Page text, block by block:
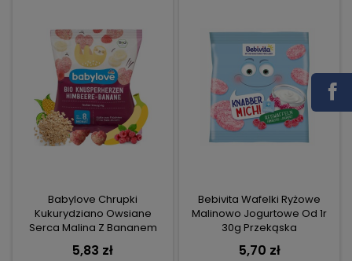
Babylove Chrupki
Kukurydziano Owsiane
Serca Malina Z Bananem
8m
5,83 zł
Bebivita Wafelki Ryżowe
Malinowo Jogurtowe Od 1r
30g Przekąska
5,70 zł